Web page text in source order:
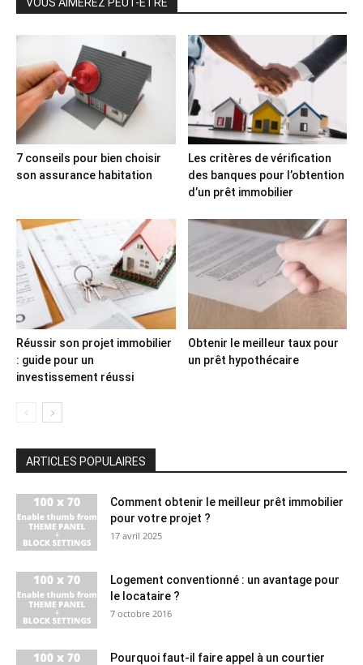
7 conseils pour bien choisir
son assurance habitation
Les critères de vérification
des banques pour l’obtention
d’un prêt immobilier
Réussir son projet immobilier
: guide pour un
investissement réussi
Obtenir le meilleur taux pour
un prêt hypothécaire
ARTICLES POPULAIRES
Comment obtenir le meilleur prêt immobilier
pour votre projet ?
17 avril 2025
Logement conventionné : un avantage pour
le locataire ?
7 octobre 2016
Pourquoi faut-il faire appel à un courtier